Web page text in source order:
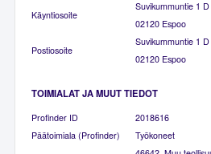
Käyntiosoite
Suvikummuntie 1
02120 Espoo
Postiosoite
Suvikummuntie 1
02120 Espoo
TOIMIALAT JA MUUT TIEDOT
Profinder ID
2018616
Päätoimiala (Profinder)
Työkoneet